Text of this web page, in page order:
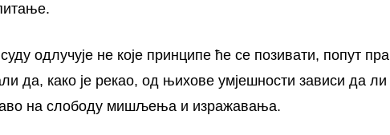
одлучује не које принципе ће се позивати, попут
да, како је рекао, од њихове умјешности зависи да
на слободу мишљења и изражавања.